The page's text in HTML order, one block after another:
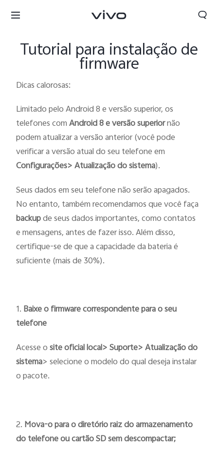
Portugal | Selecionar país/região
Tutorial para instalação de
firmware
Dicas calorosas:
Limitado pelo Android 8 e versão superior, os
telefones comAndroid 8 e versão superiornão
podem atualizar a versão anterior (você pode
verificar a versão atual do seu telefone em
Configurações> Atualização do sistema).
Seus dados em seu telefone não serão apagados.
No entanto, também recomendamos que você faça
backupde seus dados importantes, como contatos
e mensagens, antes de fazer isso. Além disso,
certifique-se de que a capacidade da bateria é
suficiente (mais de 30%).
1. Baixe o firmware correspondente para o seu
telefone
Acesse osite oficial local> Suporte> Atualização do
sistema> selecione o modelo do qual deseja instalar
o pacote.
2. Mova-o para o diretório raiz do armazenamento
do telefone ou cartão SD sem descompactar;